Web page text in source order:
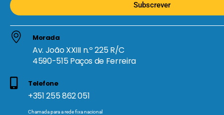
Subscrever
Morada
Av. João XXIII n.º 225 R/C
4590-515 Paços de Ferreira
Telefone
+351 255 862 051
Chamada para a rede fixa nacional